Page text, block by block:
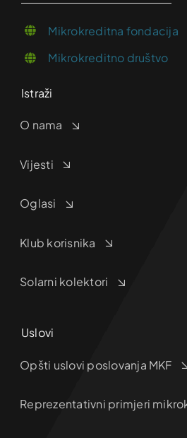
Mikrokreditna fondacija
Mikrokreditno društvo
Istraži
O nama
Vijesti
Oglasi
Klub korisnika
Solarni kolektori
Uslovi
Opšti uslovi poslovanja MKF
Reprezentativni primjeri